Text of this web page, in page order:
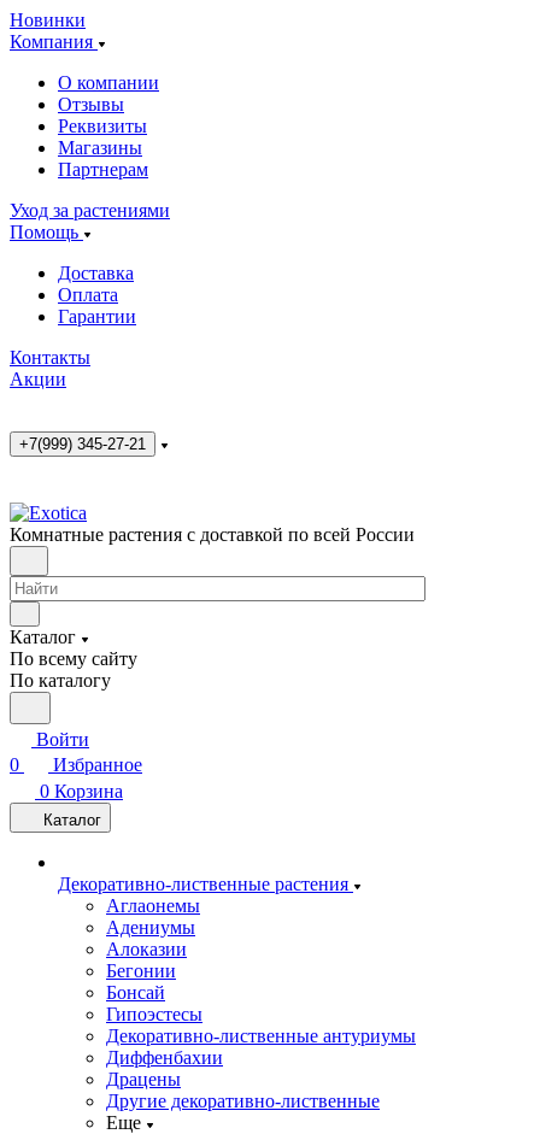
Новинки
Компания
О компании
Отзывы
Реквизиты
Магазины
Партнерам
Уход за растениями
Помощь
Доставка
Оплата
Гарантии
Контакты
Акции
+7(999) 345-27-21
Комнатные растения с доставкой по всей России
Каталог
По всему сайту
По каталогу
Войти
0
Избранное
0 Корзина
Каталог
Декоративно-лиственные растения
Аглаонемы
Адениумы
Алоказии
Бегонии
Бонсай
Гипоэстесы
Декоративно-лиственные антуриумы
Диффенбахии
Драцены
Другие декоративно-лиственные
Еще